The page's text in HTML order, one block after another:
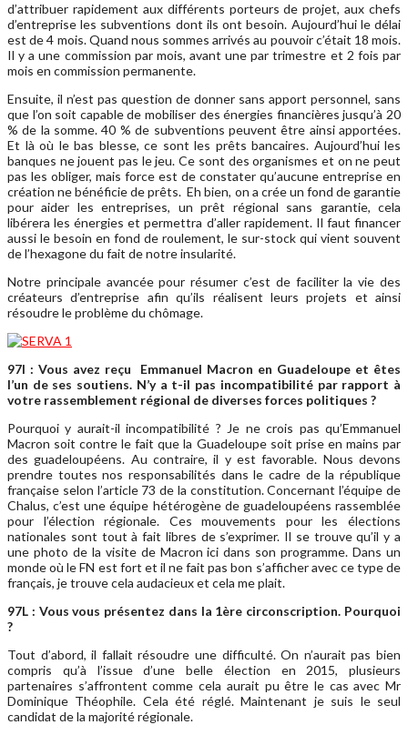
d’attribuer rapidement aux différents porteurs de projet, aux chefs
d’entreprise les subventions dont ils ont besoin. Aujourd’hui le délai
est de 4 mois. Quand nous sommes arrivés au pouvoir c’était 18 mois.
Il y a une commission par mois, avant une par trimestre et 2 fois par
mois en commission permanente.
Ensuite, il n’est pas question de donner sans apport personnel, sans
que l’on soit capable de mobiliser des énergies financières jusqu’à 20
% de la somme. 40 % de subventions peuvent être ainsi apportées.
Et là où le bas blesse, ce sont les prêts bancaires. Aujourd’hui les
banques ne jouent pas le jeu. Ce sont des organismes et on ne peut
pas les obliger, mais force est de constater qu’aucune entreprise en
création ne bénéficie de prêts. Eh bien, on a crée un fond de garantie
pour aider les entreprises, un prêt régional sans garantie, cela
libérera les énergies et permettra d’aller rapidement. Il faut financer
aussi le besoin en fond de roulement, le sur-stock qui vient souvent
de l’hexagone du fait de notre insularité.
Notre principale avancée pour résumer c’est de faciliter la vie des
créateurs d’entreprise afin qu’ils réalisent leurs projets et ainsi
résoudre le problème du chômage.
97l : Vous avez reçu Emmanuel Macron en Guadeloupe et êtes
l’un de ses soutiens. N’y a t-il pas incompatibilité par rapport à
votre rassemblement régional de diverses forces politiques ?
Pourquoi y aurait-il incompatibilité ? Je ne crois pas qu’Emmanuel
Macron soit contre le fait que la Guadeloupe soit prise en mains par
des guadeloupéens. Au contraire, il y est favorable. Nous devons
prendre toutes nos responsabilités dans le cadre de la république
française selon l’article 73 de la constitution. Concernant l’équipe de
Chalus, c’est une équipe hétérogène de guadeloupéens rassemblée
pour l’élection régionale. Ces mouvements pour les élections
nationales sont tout à fait libres de s’exprimer. Il se trouve qu’il y a
une photo de la visite de Macron ici dans son programme. Dans un
monde où le FN est fort et il ne fait pas bon s’afficher avec ce type de
français, je trouve cela audacieux et cela me plait.
97L : Vous vous présentez dans la 1ère circonscription. Pourquoi
?
Tout d’abord, il fallait résoudre une difficulté. On n’aurait pas bien
compris qu’à l’issue d’une belle élection en 2015, plusieurs
partenaires s’affrontent comme cela aurait pu être le cas avec Mr
Dominique Théophile. Cela été réglé. Maintenant je suis le seul
candidat de la majorité régionale.